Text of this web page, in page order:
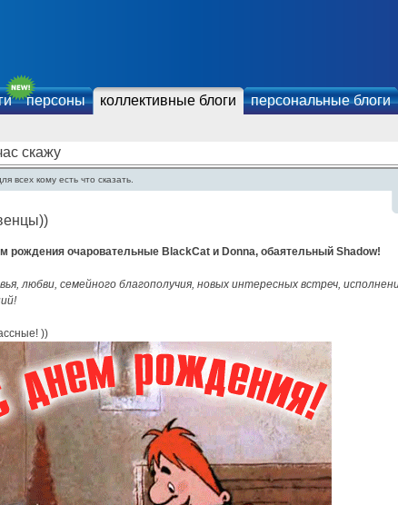
персоны коллективные блоги персональные блоги
скажу
всех кому есть что сказать.
рождения очаровательные BlackCat и Donna, обаятельный Shadow!
любви, семейного благополучия, новых интересных встреч,
))